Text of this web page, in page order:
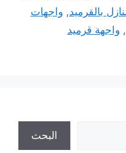
بالقرميد, واجهات
, واجهة قرميد
البحث